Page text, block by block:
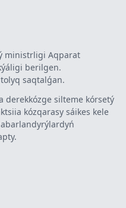
ministrligi Aqparat
berilgen.
saqtalǵan.
silteme kórsetý
kózqarasy sáikes kele